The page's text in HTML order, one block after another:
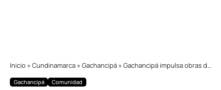
Inicio » Cundinamarca » Gachancipá » Gachancipá impulsa obras de alcantarillado y acelera proyectos para ampliar el acceso al agua potable
Gachancipá Comunidad